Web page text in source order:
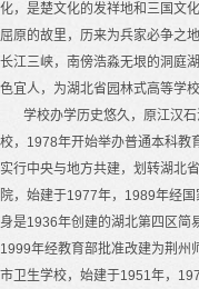
化，是楚文化的发祥地和三国文
屈原的故里，历来为兵家必争之
长江三峡，南傍浩淼无垠的洞庭
色宜人，为湖北省园林式高等学校
学校办学历史悠久，原江汉
校， 1978年开始举办普通本科教
实行中央与地方共建，划转湖北
院，始建于1977年， 1989年经国
身是1936年创建的湖北第四区简
1999年经教育部批准改建为荆州
市卫生学校，始建于1951年，